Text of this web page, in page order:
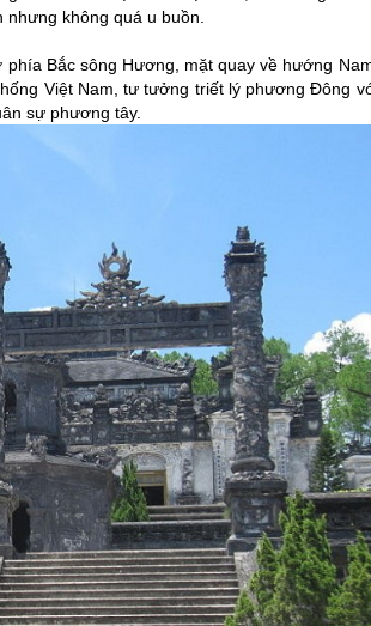
nhưng không quá u buồn.
Bắc sông Hương, mặt quay về hướng
Việt Nam, tư tưởng triết lý phương Đông
sự phương tây.